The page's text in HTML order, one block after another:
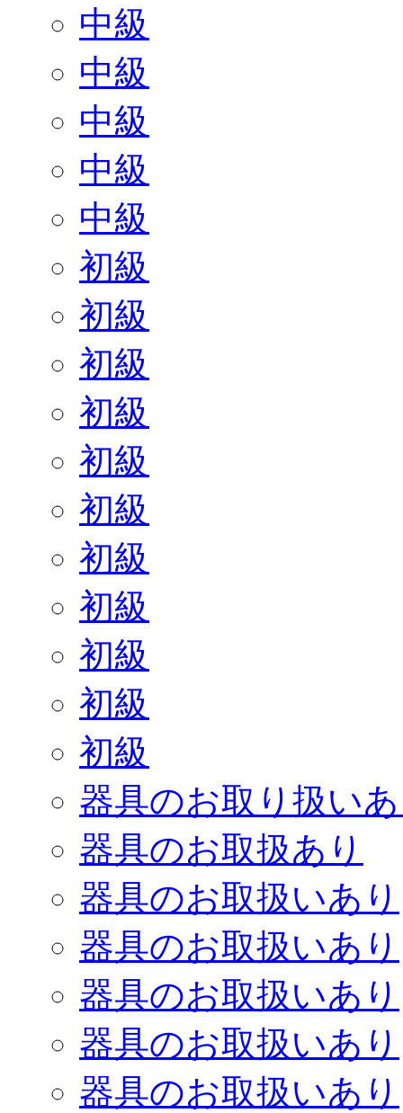
中級
中級
中級
中級
中級
初級
初級
初級
初級
初級
初級
初級
初級
初級
初級
初級
器具のお取り扱い
器具のお取扱あり
器具のお取扱いあり
器具のお取扱いあり
器具のお取扱いあり
器具のお取扱いあり
器具のお取扱いあり